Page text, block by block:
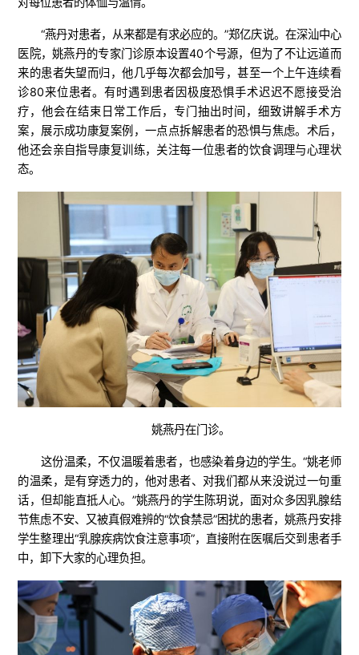
“燕丹对患者，从来都是有求必应的。”郑亿庆说。在深汕中心
医院，姚燕丹的专家门诊原本设置40个号源，但为了不让远道而
来的患者失望而归，他几乎每次都会加号，甚至一个上午连续看
诊80来位患者。有时遇到患者因极度恐惧手术迟迟不愿接受治
疗，他会在结束日常工作后，专门抽出时间，细致讲解手术方
案，展示成功康复案例，一点点拆解患者的恐惧与焦虑。术后，
他还会亲自指导康复训练，关注每一位患者的饮食调理与心理状
态。
姚燕丹在门诊。
这份温柔，不仅温暖着患者，也感染着身边的学生。“姚老师
的温柔，是有穿透力的，他对患者、对我们都从来没说过一句重
话，但却能直抵人心。”姚燕丹的学生陈玥说，面对众多因乳腺结
节焦虑不安、又被真假难辨的“饮食禁忌”困扰的患者，姚燕丹安排
学生整理出“乳腺疾病饮食注意事项”，直接附在医嘱后交到患者手
中，卸下大家的心理负担。